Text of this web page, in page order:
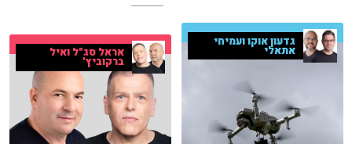
גדעון אוקו ועמיחי
אתאלי אראל סג"ל ואיל
ברקוביץ'